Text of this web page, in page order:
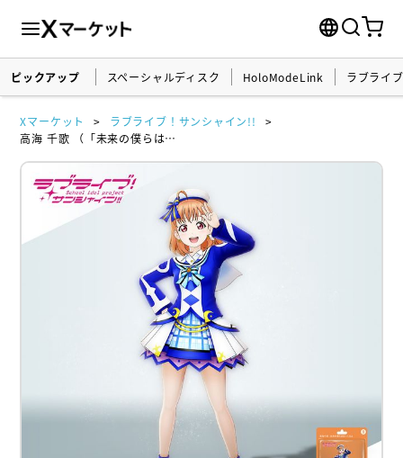
ピックアップ スペーシャルディスク HoloModeLink ラブライ
Xマーケット
ラブライブ！サンシャイン!!
高海 千歌 （「未来の僕らは知ってるよ」衣装）ホロモデル本体 『ラブライブ！サンシャイン!!』